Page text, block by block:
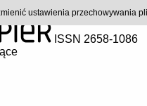
ISSN 2658-1086
ustawienia przechowywania